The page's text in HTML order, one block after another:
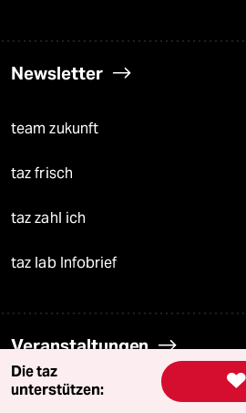
Newsletter
team zukunft
taz frisch
taz zahl ich
taz lab Infobrief
Veranstaltungen
Demnächst

Die taz
unterstützen: